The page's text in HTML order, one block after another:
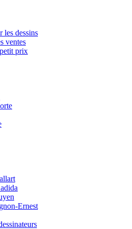
les dessins
ventes
prix
Ernest